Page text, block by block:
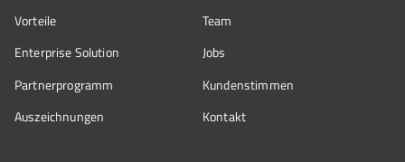
Vorteile
Enterprise Solution
Partnerprogramm
Auszeichnungen
Team
Jobs
Kundenstimmen
Kontakt